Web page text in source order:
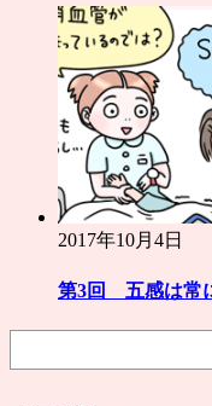
2017年10月4日
第3回 五感は常
索